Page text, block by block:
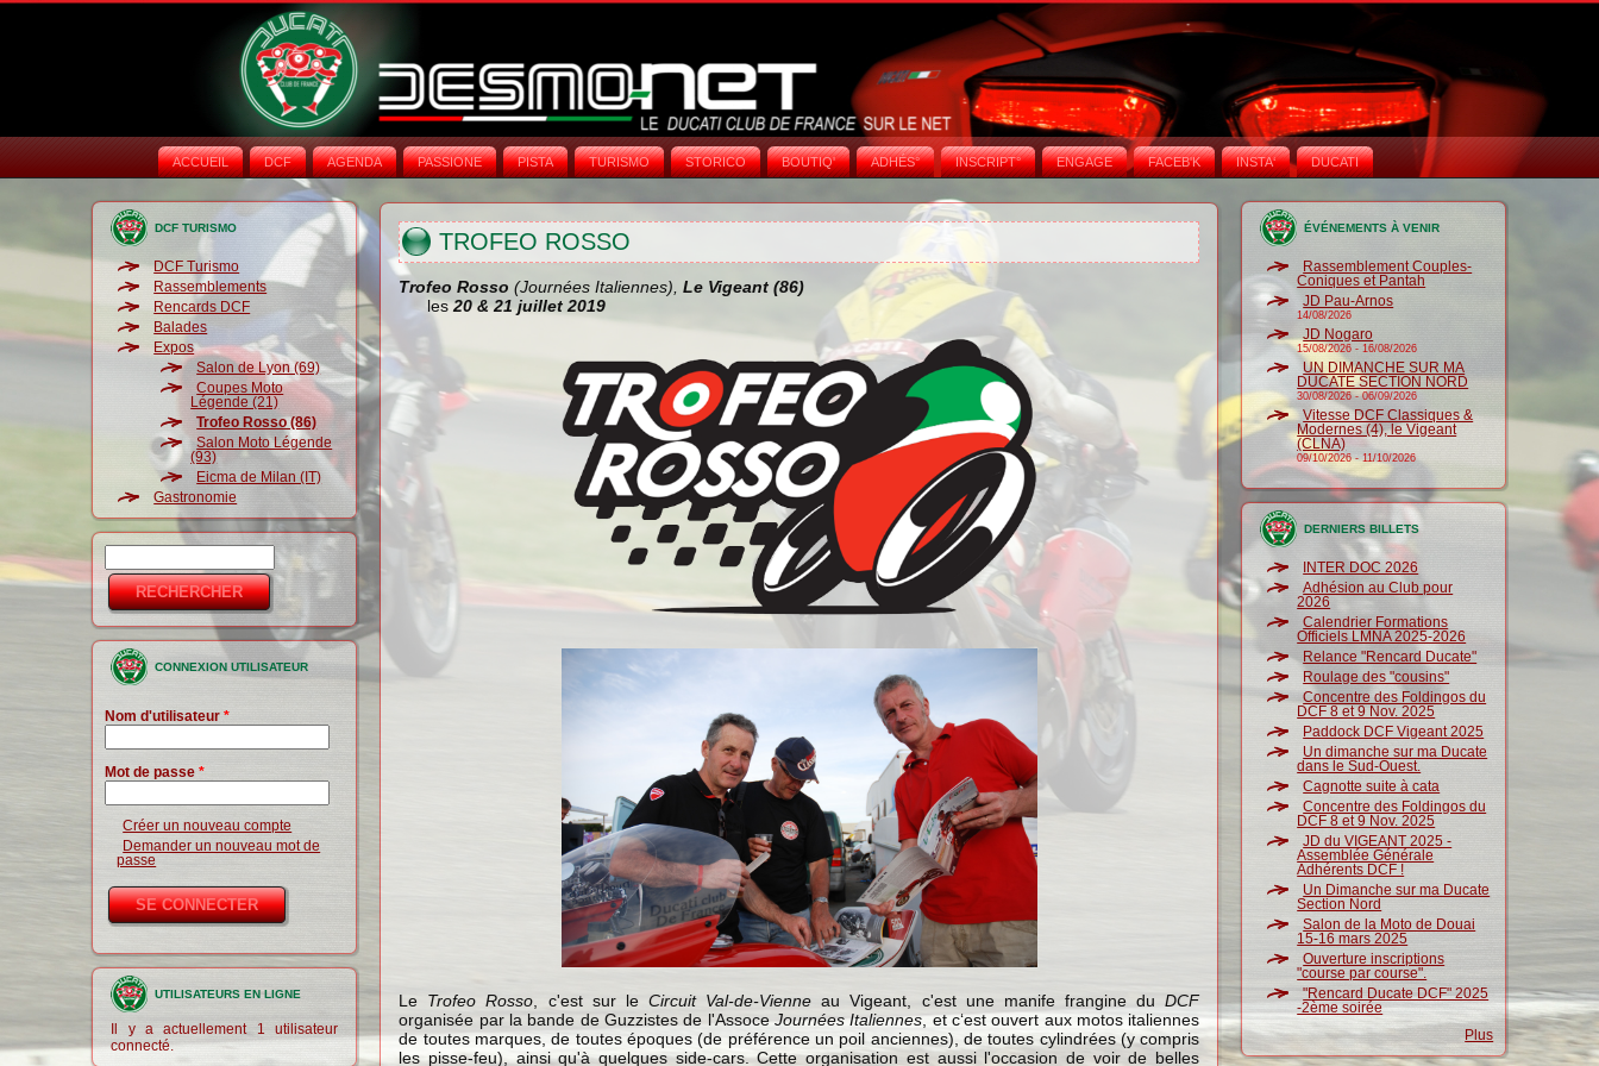
ACCUEIL DCF AGENDA PASSIONE PISTA TURISMO STORICO BOUTIQ' ADHÉS° INSCRIPT° ENGAGE FACEB'K INSTA‘ DUCATI
DCF TURISMO
DCF Turismo
Rassemblements
Rencards DCF
Balades
Expos
Salon de Lyon (69)
Coupes Moto
Légende (21)
Trofeo Rosso (86)
Salon Moto Légende
(93)
Eicma de Milan (IT)
Gastronomie
Formulaire de
recherche
CONNEXION UTILISATEUR
Nom d'utilisateur*
Mot de passe*
Créer un nouveau compte
Demander un nouveau mot de
passe
UTILISATEURS EN LIGNE
Il y a actuellement 1 utilisateur
connecté.
TROFEO ROSSO
Trofeo Rosso (Journées Italiennes), Le Vigeant (86)
les20 & 21 juillet 2019
Le Trofeo Rosso , c'est sur leCircuit Val-de-Vienne au Vigeant, c'est une manife frangine duDCF
organisée par la bande de Guzzistes de l'AssoceJournées Italiennes, et c‘est ouvert aux motos italiennes
de toutes marques, de toutes époques (de préférence un poil anciennes), de toutes cylindrées (y compris
les pisse-feu), ainsi qu'à quelques side-cars. Cette organisation est aussi l'occasion de voir de belles
ÉVÉNEMENTS À VENIR
Rassemblement Couples-
Coniques et Pantah
JD Pau-Arnos
14/08/2026
JD Nogaro
15/08/2026 -16/08/2026
UN DIMANCHE SUR MA
DUCATE SECTION NORD
30/08/2026-06/09/2026
Vitesse DCF Classiques &
Modernes (4), le Vigeant
(CLNA)
09/10/2026-11/10/2026
DERNIERS BILLETS
INTER DOC 2026
Adhésion au Club pour
2026
Calendrier Formations
Officiels LMNA 2025-2026
Relance "Rencard Ducate"
Roulage des "cousins"
Concentre des Foldingos du
DCF 8 et 9 Nov. 2025
Paddock DCF Vigeant 2025
Un dimanche sur ma Ducate
dans le Sud-Ouest.
Cagnotte suite à cata
Concentre des Foldingos du
DCF 8 et 9 Nov. 2025
JD du VIGEANT 2025 -
Assemblée Générale
Adhérents DCF !
Un Dimanche sur ma Ducate
Section Nord
Salon de la Moto de Douai
15-16 mars 2025
Ouverture inscriptions
"course par course".
"Rencard Ducate DCF" 2025
-2ème soirée
Plus